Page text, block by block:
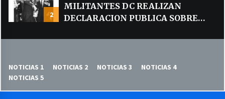
2
MILITANTES DC REALIZAN
DECLARACION PUBLICA SOBRE
NOTICIAS 1 NOTICIAS 2 NOTICIAS 3
NOTICIAS 4
NOTICIAS 5